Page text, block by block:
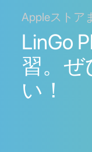
Appleストア
LinGo
習。ぜ
い！